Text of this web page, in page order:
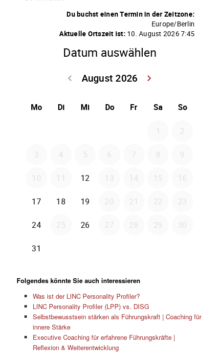
Folgendes könnte Sie auch interessieren
Was ist der LINC Personality Profiler?
LINC Personality Profiler (LPP) vs. DISG
Selbstbewusstsein stärken als Führungskraft | Coaching für
innere Stärke
Executive Coaching für erfahrene Führungskräfte |
Reflexion & Weiterentwicklung